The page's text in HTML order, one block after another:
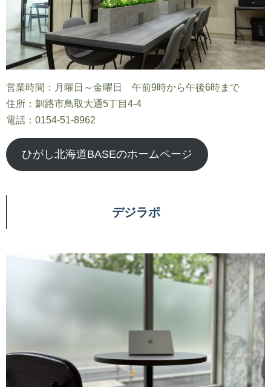
営業時間：月曜日～金曜日 午前9時から午後6時まで
住所：釧路市鳥取大通5丁目4-4
電話：0154-51-8962
ひがし北海道BASEのホームページ
デジラポ